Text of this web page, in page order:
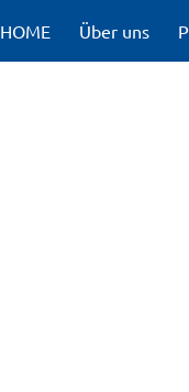
HOME Über uns